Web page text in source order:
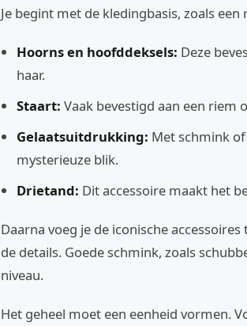
Je begint met de kledingbasis, zoals
Hoorns en hoofddeksels: Deze
haar.
Staart: Vaak bevestigd aan een riem
Gelaatsuitdrukking: Met schmink
mysterieuze blik.
Drietand: Dit accessoire maakt het
Daarna voeg je de iconische
de details. Goede schmink, zoals
niveau.
Het geheel moet een eenheid vormen.